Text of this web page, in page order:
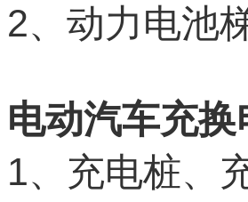
2、动力电池
电动汽车充
1、充电桩、